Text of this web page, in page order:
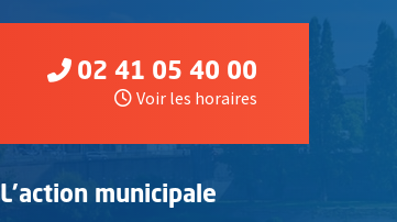
02 41 05 40 00
Voir les horaires
L'action municipale